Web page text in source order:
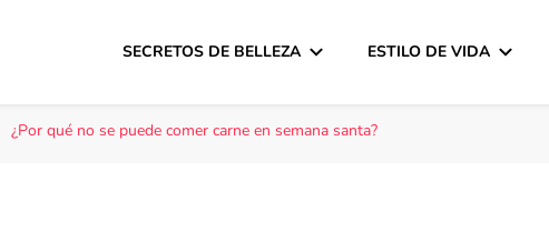
SECRETOS DE BELLEZA ESTILO DE VIDA
¿Por qué no se puede comer carne en semana santa?